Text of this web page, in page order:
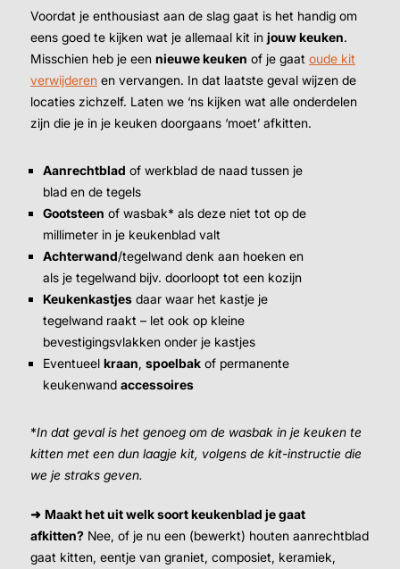
Voordat je enthousiast aan de slag gaat is het handig om
eens goed te kijken wat je allemaal kit in jouw keuken.
Misschien heb je een nieuwe keuken of je gaat oude kit
verwijderen en vervangen. In dat laatste geval wijzen de
locaties zichzelf. Laten we ‘ns kijken wat alle onderdelen
zijn die je in je keuken doorgaans ‘moet’ afkitten.
Aanrechtblad of werkblad de naad tussen je
blad en de tegels
Gootsteen of wasbak* als deze niet tot op de
millimeter in je keukenblad valt
Achterwand/tegelwand denk aan hoeken en
als je tegelwand bijv. doorloopt tot een kozijn
Keukenkastjes daar waar het kastje je
tegelwand raakt – let ook op kleine
bevestigingsvlakken onder je kastjes
Eventueelkraan,spoelbak of permanente
keukenwandaccessoires
*In dat geval is het genoeg om de wasbak in je keuken te
kitten met een dun laagje kit, volgens de kit-instructie die
we je straks geven.
➜ Maakt het uit welk soort keukenblad je gaat
afkitten? Nee, of je nu een (bewerkt) houten aanrechtblad
gaat kitten, eentje van graniet, composiet, keramiek,